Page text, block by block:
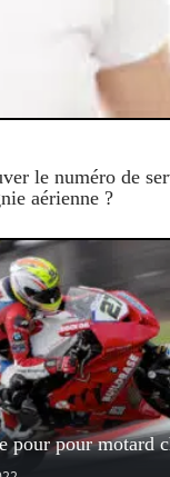
le numéro de
aérienne ?
pour pour motard
Mentions légales